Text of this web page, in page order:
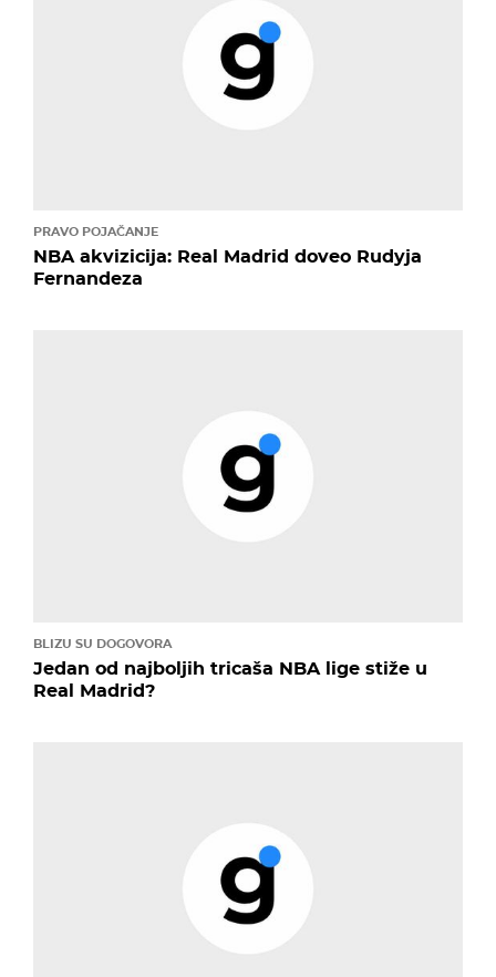
PRAVO POJAČANJE
NBA akvizicija: Real Madrid doveo Rudyja
Fernandeza
BLIZU SU DOGOVORA
Jedan od najboljih tricaša NBA lige stiže u
Real Madrid?